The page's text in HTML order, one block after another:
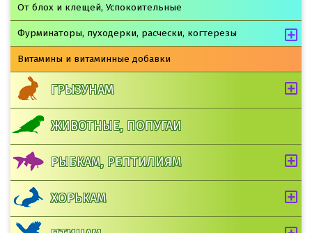
От блох и клещей, Успокоительные
Фурминаторы, пуходерки, расчески, когтерезы
Витамины и витаминные добавки
ГРЫЗУНАМ
ЖИВОТНЫЕ, ПОПУГАИ
РЫБКАМ, РЕПТИЛИЯМ
ХОРЬКАМ